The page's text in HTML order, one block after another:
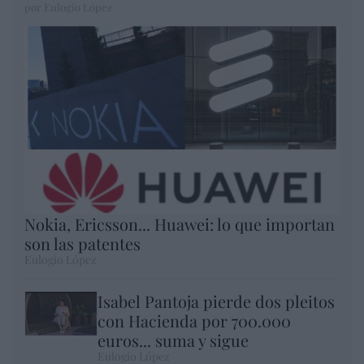
Nokia, Ericsson... Huawei: lo que importan
son las patentes
Isabel Pantoja pierde dos pleitos
con Hacienda por 700.000
euros... suma y sigue